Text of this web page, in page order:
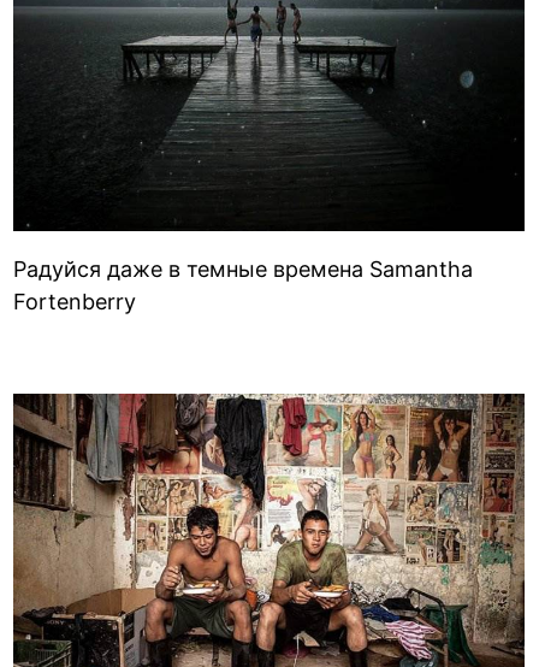
Радуйся даже в темные времена Samantha
Fortenberry